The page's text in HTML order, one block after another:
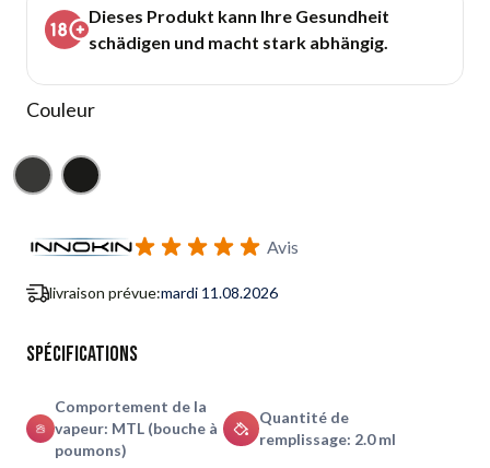
Dieses Produkt kann Ihre Gesundheit
schädigen und macht stark abhängig.
Couleur
Gunmetal
Noir
S'abonner au formulaire de notification de retour en stock
Avis
livraison prévue:mardi 11.08.2026
Spécifications
Comportement de la
vapeur: MTL (bouche à
poumons)
Quantité de
remplissage: 2.0 ml